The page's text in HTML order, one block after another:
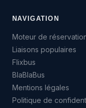
NAVIGATION
Moteur de
Liaisons populaires
Flixbus
BlaBlaBus
Mentions légales
Politique de